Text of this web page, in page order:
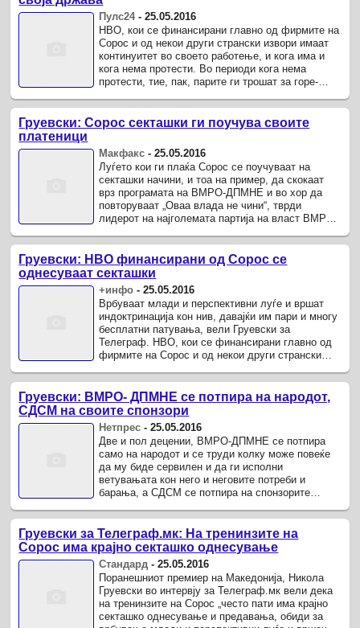
Пулс24-25.05.2016
НВО, кои се финансирани главно од фирмите на
Сорос и од некои други странски извори имаат
континуитет во своето работење, и кога има и
кога нема протести. Во периоди кога нема
протести, тие, пак, парите ги трошат за горе-
Груевски: Сорос секташки ги поучува своите
платеници
Макфакс -25.05.2016
Луѓето кои ги плаќа Сорос се поучуваат на
секташки начини, и тоа на пример, да скокаат
врз програмата на ВМРО-ДПМНЕ и во хор да
повторуваат „Оваа влада не чини“, тврди
лидерот на најголемата партија на власт ВМРО-
Груевски: НВО финансирани од Сорос се
однесуваат секташки
+инфо -25.05.2016
Врбуваат млади и перспективни луѓе и вршат
индоктринација кон нив, давајќи им пари и многу
бесплатни патувања, вели Груевски за
Телеграф. НВО, кои се финансирани главно од
фирмите на Сорос и од некои други странски
Груевски: ВМРО- ДПМНЕ се потпира на народот,
СДСМ на своите спонзори
Нетпрес -25.05.2016
Две и пол децении, ВМРО-ДПМНЕ се потпира
само на народот и се труди колку може повеќе
да му биде сервилен и да ги исполни
ветувањата кон него и неговите потреби и
барања, а СДСМ се потпира на спонзорите
Груевски за Телеграф.мк: На тренинзите на
Сорос има крајно секташко однесување
Стандард -25.05.2016
Поранешниот премиер на Македонија, Никола
Груевски во интервју за Телеграф.мк вели дека
на тренинзите на Сорос „често пати има крајно
секташко однесување и предавања, обиди за